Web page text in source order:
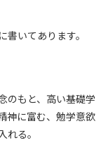
いてあります。
のもと、高い基礎学
神に富む、勉学意欲
る。